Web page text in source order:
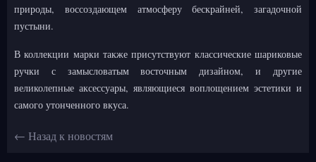
природы, воссоздающем атмосферу бескрайней, загадочной
пустыни.
В коллекции марки также присутствуют классические шариковые
ручки с замысловатым восточным дизайном, и другие
великолепные аксессуары, являющиеся воплощением эстетики и
самого утонченного вкуса.
← Назад к новостям